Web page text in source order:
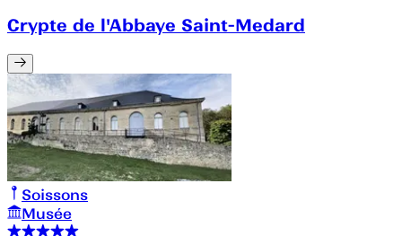
Crypte de l'Abbaye Saint-Medard
Soissons
Musée